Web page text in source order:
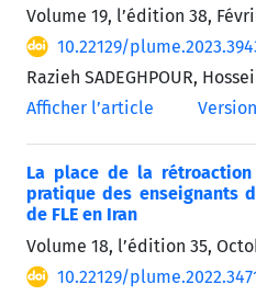
Volume 19, l’édition 38,
10.22129/
Razieh SADEGHPOUR,
Afficher l’article
La place de la
pratique des enseignants
de FLE en Iran
Volume 18, l’édition 35,
10.22129/